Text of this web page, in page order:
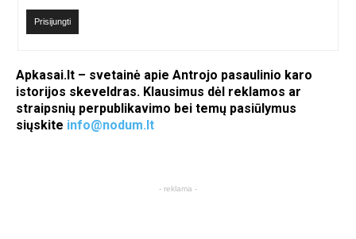
Prisijungti
Apkasai.lt – svetainė apie Antrojo pasaulinio karo
istorijos skeveldras. Klausimus dėl reklamos ar
straipsnių perpublikavimo bei temų pasiūlymus
siųskite info@nodum.lt
- reklama -